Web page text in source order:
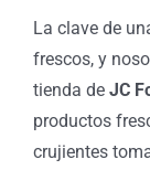
La clave de
frescos, y
tienda de JC
productos
crujientes